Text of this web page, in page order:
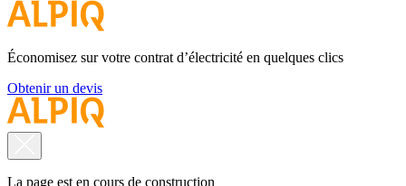
Économisez sur votre contrat d’électricité en quelques clics
Obtenir un devis
La page est en cours de construction